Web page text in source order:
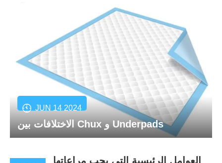
JUN 14 2024
الاختلافات بين Chux و Underpads
العوامل الرئيسية التي يجب مراعاتها